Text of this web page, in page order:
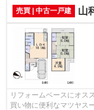
売買 | 中古一戸建
山
リフォームベースにオス
買い物に便利なマツヤス